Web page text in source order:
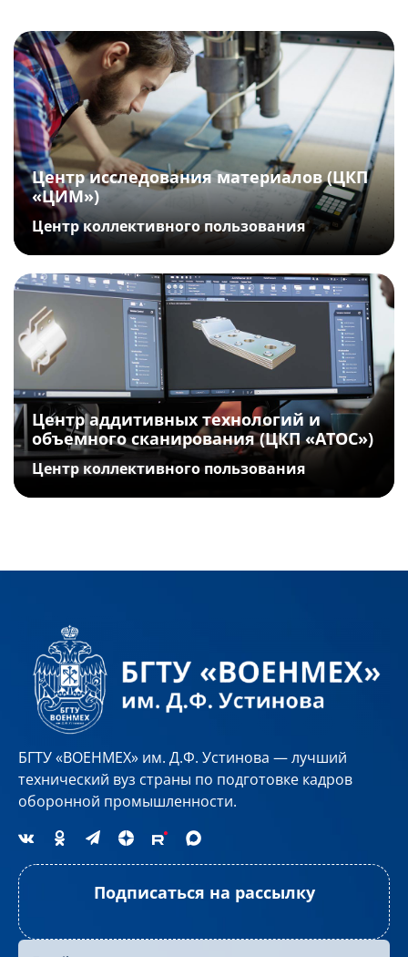
Центр исследования материалов (ЦКП
«ЦИМ»)
Центр коллективного пользования
Центр аддитивных технологий и
объемного сканирования (ЦКП «АТОС»)
Центр коллективного пользования
БГТУ «ВОЕНМЕХ» им. Д.Ф. Устинова — лучший
технический вуз страны по подготовке кадров
оборонной промышленности.
Подписаться на рассылку